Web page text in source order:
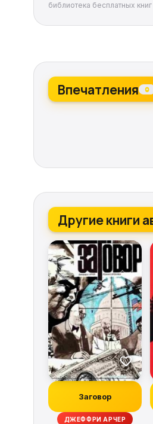
библиотека бесплатных
Впечатления 0
Другие книги
Заговор
ДЖЕФФРИ АРЧЕР